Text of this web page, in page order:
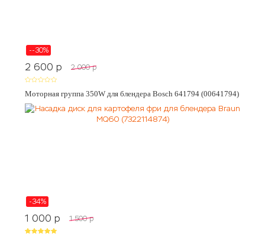
--30%
2 600 p 2 000 p
Моторная группа 350W для блендера Bosch 641794 (00641794)
-34%
1 000 p 1 500 p